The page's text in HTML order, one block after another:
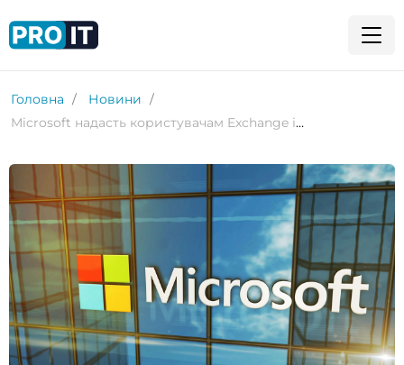
Головна
Новини
Microsoft надасть користувачам Exchange і Skype для бізнесу додаткові 6 місяців оновлень безпеки